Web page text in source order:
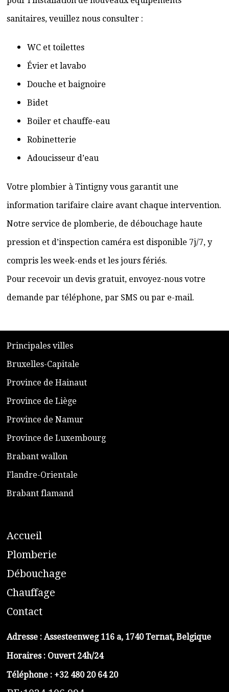
sanitaires, veuillez nous consulter :
WC et toilettes
Évier et lavabo
Douche et baignoire
Bidet
Boiler et chauffe-eau
Robinetterie
Adoucisseur d’eau
Votre plombier à Tintigny vous garantit une
information tarifaire claire avant chaque intervention.
Notre service de plomberie, de débouchage haute
pression et d’inspection caméra est disponible 7j/7, y
compris les week-ends et les jours fériés.
Pour recevoir un devis gratuit, envoyez-nous votre
demande par téléphone, par SMS ou par e-mail.
​Principales villes
​Bruxelles-Capitale
​Province de Hainaut
Province de Liège
​Province de Namur
​Province de Luxembourg
​Brabant wallon
​Flandre-Orientale
​Brabant flamand
Accueil
​Plomberie
Débouchage
Chauffage
Contact
Adresse : Assesteenweg 116 a, 1740 Ternat, Belgique
Horaires : Ouvert 24h/24
Téléphone : +32 480 20 64 20